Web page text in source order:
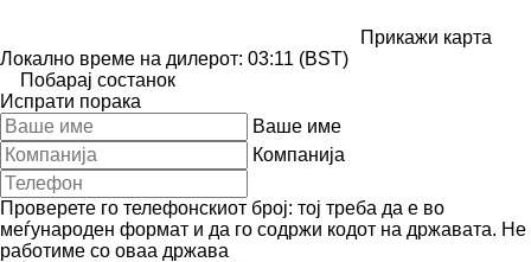
Прикажи карта
Локално време на дилерот: 03:11 (BST)
Побарај состанок
Испрати порака
Ваше име
Компанија
Проверете го телефонскиот број: тој треба да е во
меѓународен формат и да го содржи кодот на државата. Не
работиме со оваа држава